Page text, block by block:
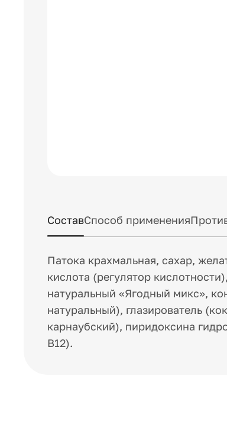
СоставСпособ применения
Патока крахмальная, сахар,
кислота (регулятор
натуральный «Ягодный микс»,
натуральный), глазирователь
карнаубский), пиридоксина
В12).